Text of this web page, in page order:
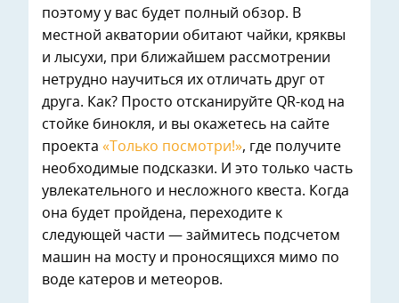
поэтому у вас будет полный обзор. В
местной акватории обитают чайки, кряквы
и лысухи, при ближайшем рассмотрении
нетрудно научиться их отличать друг от
друга. Как? Просто отсканируйте QR-код на
стойке бинокля, и вы окажетесь на сайте
проекта «Только посмотри!», где получите
необходимые подсказки. И это только часть
увлекательного и несложного квеста. Когда
она будет пройдена, переходите к
следующей части — займитесь подсчетом
машин на мосту и проносящихся мимо по
воде катеров и метеоров.